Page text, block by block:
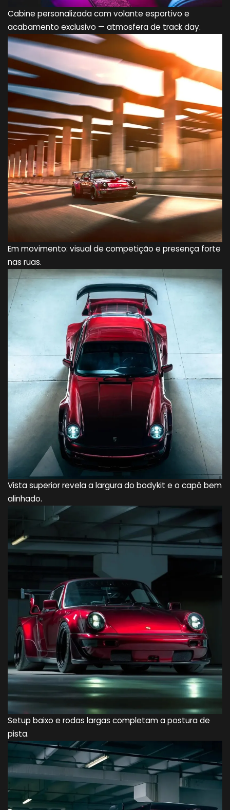
Cabine personalizada com volante esportivo e
acabamento exclusivo — atmosfera de track day.
Em movimento: visual de competição e presença forte
nas ruas.
Vista superior revela a largura do bodykit e o capô bem
alinhado.
Setup baixo e rodas largas completam a postura de
pista.